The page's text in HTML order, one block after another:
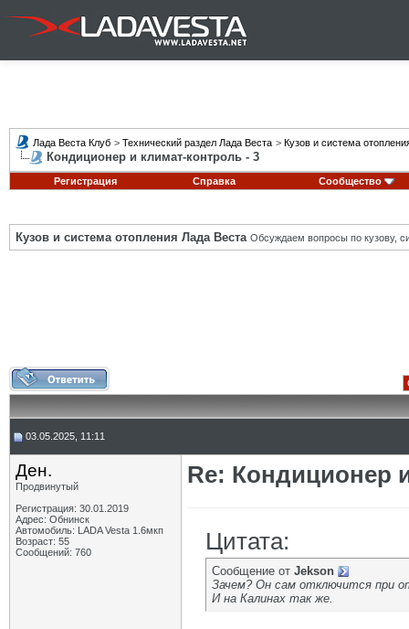
Лада Веста Клуб > Технический раздел Лада Веста > Кузов и система
Кондиционер и климат-контроль - 3
Регистрация Справка Сообщество
Кузов и система отопления Лада Веста Обсуждаем вопросы по кузову,
03.05.2025, 11:11
Ден.
Продвинутый
Регистрация: 30.01.2019
Адрес: Обнинск
Автомобиль: LADA Vesta 1.6мкп
Возраст: 55
Сообщений: 760
Re: Кондиционер
Цитата:
Сообщение от Jekson
Зачем? Он сам отключится при
И на Калинах так же.